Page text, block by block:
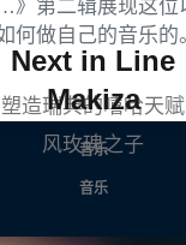
Next in Line
塑造瑞典的嘻哈天赋
音乐
Makiza
风玫瑰之子
音乐